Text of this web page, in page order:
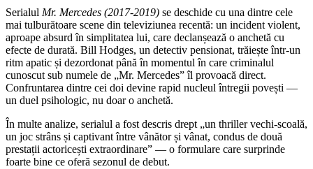
Serialul Mr. Mercedes (2017-2019) se deschide cu una dintre cele
mai tulburătoare scene din televiziunea recentă: un incident violent,
aproape absurd în simplitatea lui, care declanșează o anchetă cu
efecte de durată. Bill Hodges, un detectiv pensionat, trăiește într-un
ritm apatic și dezordonat până în momentul în care criminalul
cunoscut sub numele de „Mr. Mercedes” îl provoacă direct.
Confruntarea dintre cei doi devine rapid nucleul întregii povești —
un duel psihologic, nu doar o anchetă.
În multe analize, serialul a fost descris drept „un thriller vechi-scoală,
un joc strâns și captivant între vânător și vânat, condus de două
prestații actoricești extraordinare” — o formulare care surprinde
foarte bine ce oferă sezonul de debut.